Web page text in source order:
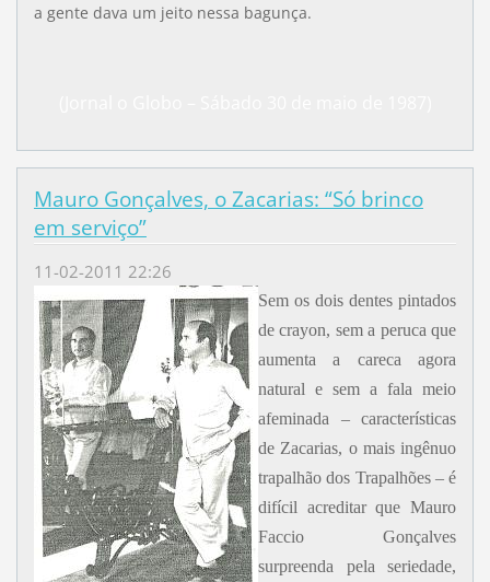
a gente dava um jeito nessa bagunça.
Mauro Gonçalves, o Zacarias: “Só brinco
em serviço”
11-02-2011 22:26
Sem os dois dentes pintados
de crayon, sem a peruca que
aumenta a careca agora
natural e sem a fala meio
afeminada – características
de Zacarias, o mais ingênuo
trapalhão dos Trapalhões – é
difícil acreditar que Mauro
Faccio Gonçalves
surpreenda pela seriedade,